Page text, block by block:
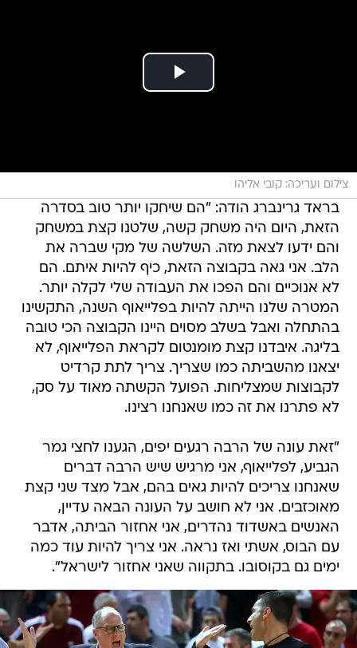
צילום ועריכה: קובי אליהו
בראד גרינברג הודה: "הם שיחקו יותר טוב בסדרה
הזאת, היום היה משחק קשה, שלטנו קצת במשחק
והם ידעו לצאת מזה. השלשה של מקי שברה את
הלב. אני גאה בקבוצה הזאת, כיף להיות איתם. הם
לא אנוכיים והם הפכו את העבודה שלי לקלה יותר.
המטרה שלנו הייתה להיות בפלייאוף השנה, התקשינו
בהתחלה ואבל בשלב מסוים היינו הקבוצה הכי טובה
בליגה. איבדנו קצת מומנטום לקראת הפלייאוף, לא
יצאנו מהשביתה כמו שצריך. צריך לתת קרדיט
לקבוצות שמצליחות. הפועל הקשתה מאוד על סק,
לא פתרנו את זה כמו שאנחנו רצינו.
"זאת עונה של הרבה רגעים יפים, הגענו לחצי גמר
הגביע, לפלייאוף, אני מרגיש שיש הרבה דברים
שאנחנו צריכים להיות גאים בהם, אבל מצד שני קצת
מאוכזבים. אני לא חושב על העונה הבאה עדיין,
האנשים באשדוד נהדרים, אני אחזור הביתה, אדבר
עם הבוס, אשתי ואז נראה. אני צריך להיות עוד כמה
ימים גם בקוסובו. בתקווה שאני אחזור לישראל".